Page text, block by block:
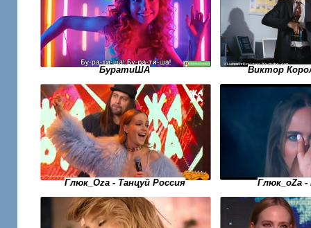
БуратиША Виктор
Глюк_Oza - Танцуй Россия Глюк_оZа